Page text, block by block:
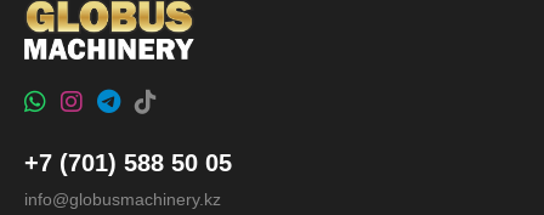
+7 (701) 588 50 05
info@globusmachinery.kz